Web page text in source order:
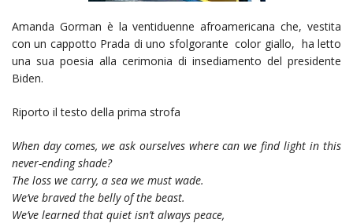
Amanda Gorman è la ventiduenne afroamericana che, vestita
con un cappotto Prada di uno sfolgorante color giallo, ha letto
una sua poesia alla cerimonia di insediamento del presidente
Biden.
Riporto il testo della prima strofa
When day comes, we ask ourselves where can we find light in this
never-ending shade?
The loss we carry, a sea we must wade.
We’ve braved the belly of the beast.
We’ve learned that quiet isn’t always peace,